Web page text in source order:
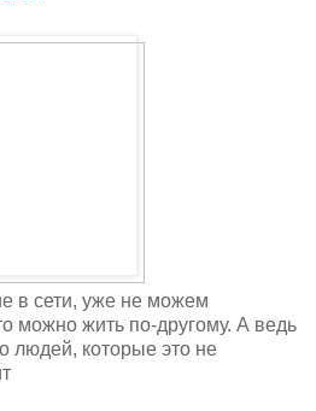
в сети, уже не можем
можно жить по-другому. А ведь
людей, которые это не